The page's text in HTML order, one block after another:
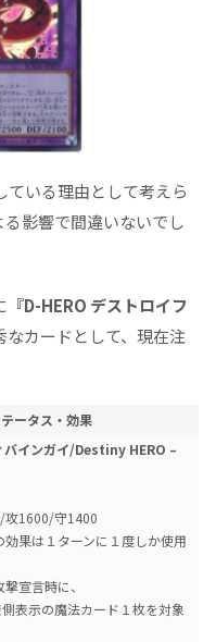
ている理由として考えら
る影響で間違いないでし
『D-HERO デストロイフ
なカードとして、現在注
テータス・効果
バインガイ/Destiny HERO –
攻1600/守1400
効果は１ターンに１度しか使用
宣言時に、
表示の魔法カード１枚を対象